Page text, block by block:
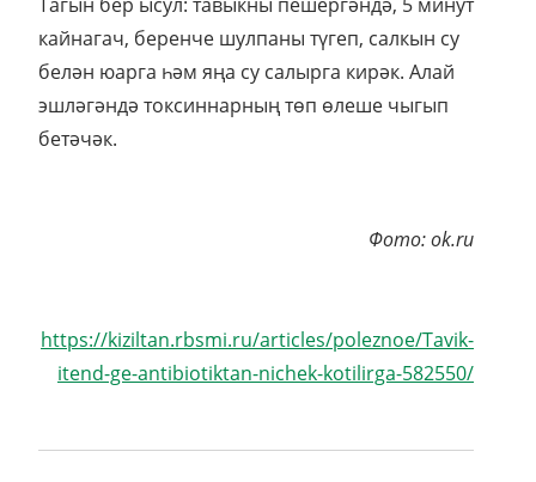
кайнагач, беренче шулпаны түгеп, салкын су
белән юарга һәм яңа су салырга кирәк. Алай
эшләгәндә токсиннарның төп өлеше чыгып
бетәчәк.
Фото: ok.ru
https://kiziltan.rbsmi.ru/articles/poleznoe/Tavik-
itend-ge-antibiotiktan-nichek-kotilirga-582550/